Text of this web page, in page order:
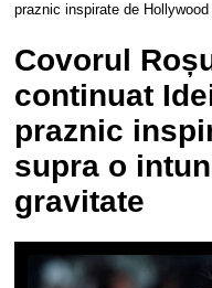
praznic inspirate de
Covorul
continuat
praznic
supra o
gravitate